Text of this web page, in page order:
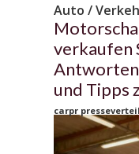
Auto /
verkaufen
Antworten
und Tipps
carpr